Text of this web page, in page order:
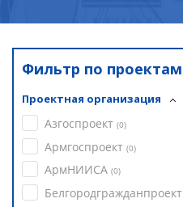
Фильтр по проектам
Проектная организация
Азгоспроект (0)
Армгоспроект (0)
АрмНИИСА (0)
Белгородгражданпроект